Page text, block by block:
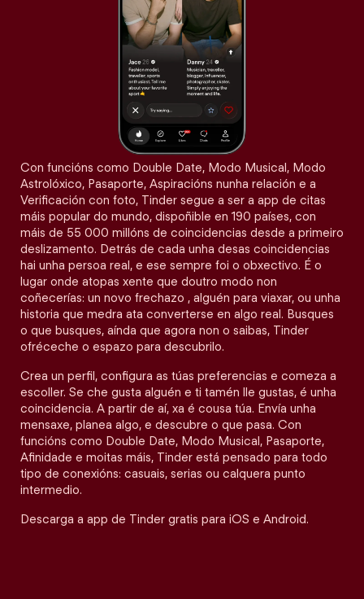
Con funcións como Double Date, Modo Musical, Modo
Astrolóxico, Pasaporte, Aspiracións nunha relación e a
Verificación con foto, Tinder segue a ser a app de citas
máis popular do mundo, dispoñible en 190 países, con
máis de 55 000 millóns de coincidencias desde a primeiro
deslizamento. Detrás de cada unha desas coincidencias
hai unha persoa real, e ese sempre foi o obxectivo. É o
lugar onde atopas xente que doutro modo non
coñecerías: un novo frechazo , alguén para viaxar, ou unha
historia que medra ata converterse en algo real. Busques
o que busques, aínda que agora non o saibas, Tinder
ofréceche o espazo para descubrilo.
Crea un perfil, configura as túas preferencias e comeza a
escoller. Se che gusta alguén e ti tamén lle gustas, é unha
coincidencia. A partir de aí, xa é cousa túa. Envía unha
mensaxe, planea algo, e descubre o que pasa. Con
funcións como Double Date, Modo Musical, Pasaporte,
Afinidade e moitas máis, Tinder está pensado para todo
tipo de conexións: casuais, serias ou calquera punto
intermedio.
Descarga a app de Tinder gratis para iOS e Android.